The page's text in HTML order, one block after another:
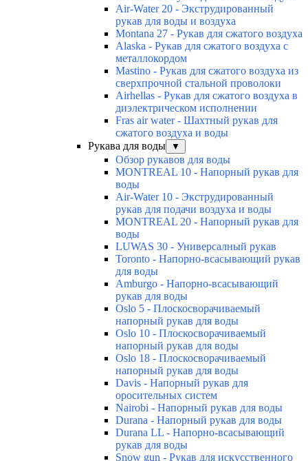
Air-Water 20 - Экструдированный
рукав для воды и воздуха
Montana 27 - Рукав для сжатого воздуха
Alaska - Рукав для сжатого воздуха с
металлокордом
Mastino - Рукав для сжатого воздуха из
сверхпрочной стальной проволоки
Airhellas - Рукав для сжатого воздуха в
диэлектрическом исполнении
Fras air water - Шахтный рукав для
сжатого воздуха и воды
Рукава для воды
▼
Обзор рукавов для воды
MONTREAL 10 - Напорный рукав для
воды
Air-Water 10 - Экструдированный
рукав для подачи воздуха и воды
MONTREAL 20 - Напорный рукав для
воды
LUWAS 30 - Универсалный рукав
Toronto - Напорно-всасывающий рукав
для воды
Amburgo - Напорно-всасывающий
рукав для воды
Oslo 5 - Плоскосворачиваемый
напорный рукав для воды
Oslo 10 - Плоскосворачиваемый
напорный рукав для воды
Oslo 18 - Плоскосворачиваемый
напорный рукав для воды
Davis - Напорный рукав для
оросительных систем
Nairobi - Напорный рукав для воды
Durana - Напорный рукав для воды
Durana LL - Напорно-всасывающий
рукав для воды
Snow gun - Рукав для искусственного